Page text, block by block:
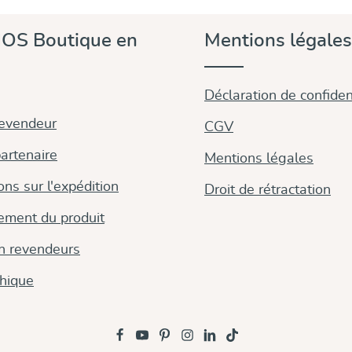
Boutique en
sur l'expédition
du produit
revendeurs
Mentions légales
Déclaration de
CGV
Mentions légales
Droit de rétractation